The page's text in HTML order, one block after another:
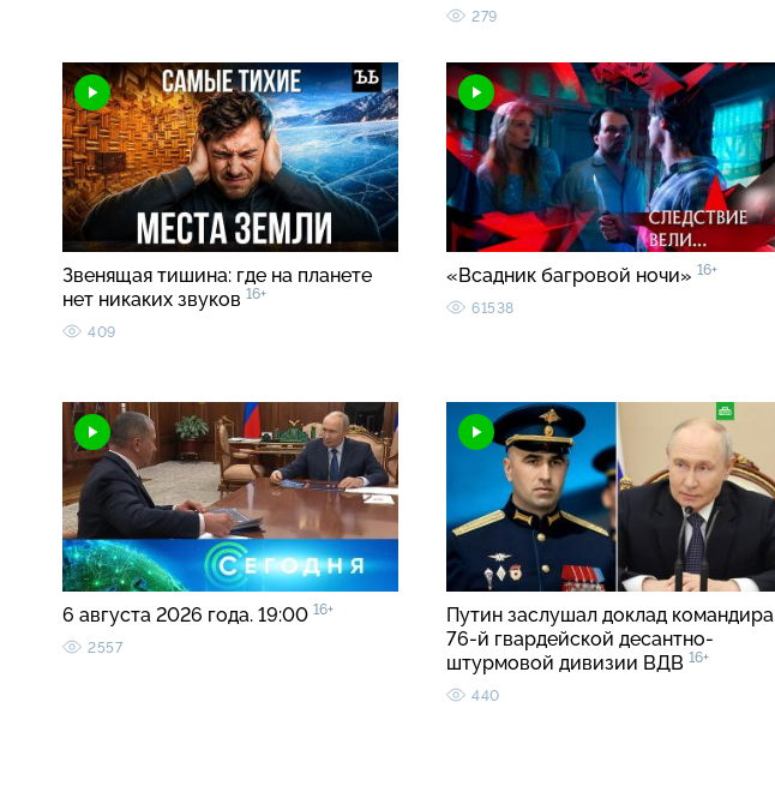
279
Звенящая тишина: где на планете
нет никаких звуков 16+
409
«Всадник багровой ночи» 16+
61538
6 августа 2026 года. 19:00 16+
2557
Путин заслушал доклад командира
76-й гвардейской десантно-
штурмовой дивизии ВДВ 16+
440